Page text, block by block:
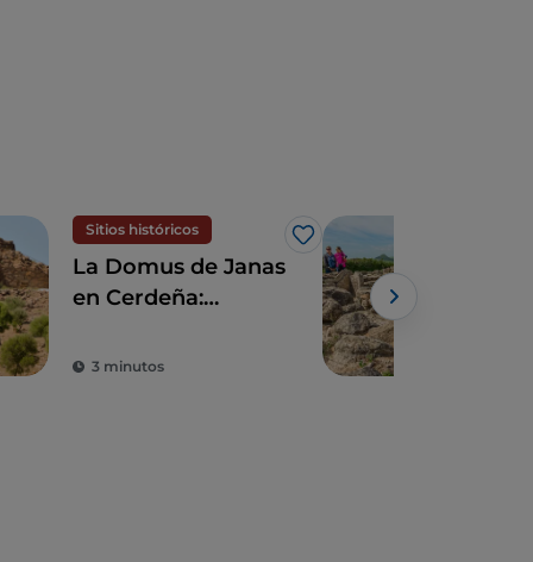
Sitios históricos
Me gusta
La Domus de Janas
en Cerdeña:
tumbas excavadas
3 minutos